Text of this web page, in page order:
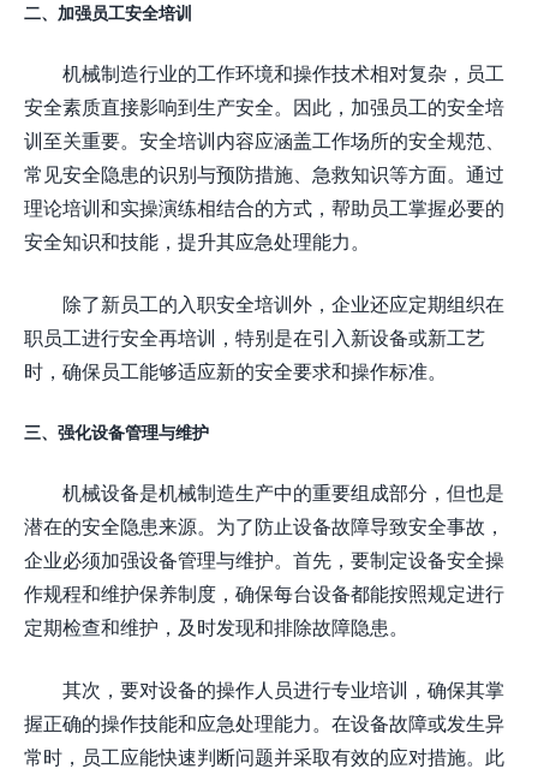
二、加强员工安全培训
机械制造行业的工作环境和操作技术相对复杂，员工
安全素质直接影响到生产安全。因此，加强员工的安全培
训至关重要。安全培训内容应涵盖工作场所的安全规范、
常见安全隐患的识别与预防措施、急救知识等方面。通过
理论培训和实操演练相结合的方式，帮助员工掌握必要的
安全知识和技能，提升其应急处理能力。
除了新员工的入职安全培训外，企业还应定期组织在
职员工进行安全再培训，特别是在引入新设备或新工艺
时，确保员工能够适应新的安全要求和操作标准。
三、强化设备管理与维护
机械设备是机械制造生产中的重要组成部分，但也是
潜在的安全隐患来源。为了防止设备故障导致安全事故，
企业必须加强设备管理与维护。首先，要制定设备安全操
作规程和维护保养制度，确保每台设备都能按照规定进行
定期检查和维护，及时发现和排除故障隐患。
其次，要对设备的操作人员进行专业培训，确保其掌
握正确的操作技能和应急处理能力。在设备故障或发生异
常时，员工应能快速判断问题并采取有效的应对措施。此